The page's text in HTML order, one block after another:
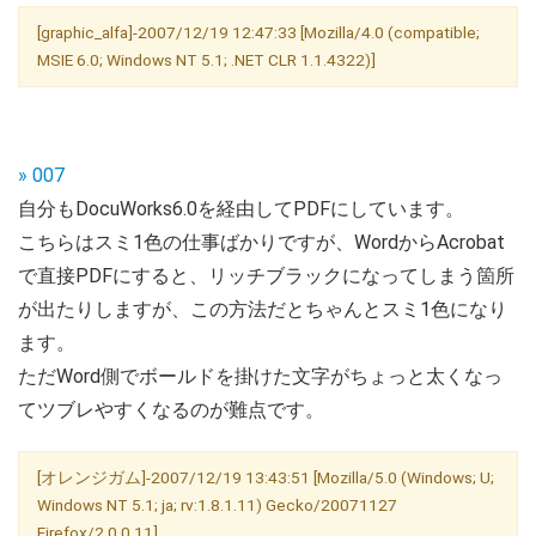
[graphic_alfa]-2007/12/19 12:47:33 [Mozilla/4.0 (compatible;
MSIE 6.0; Windows NT 5.1; .NET CLR 1.1.4322)]
» 007
自分もDocuWorks6.0を経由してPDFにしています。
こちらはスミ1色の仕事ばかりですが、WordからAcrobat
で直接PDFにすると、リッチブラックになってしまう箇所
が出たりしますが、この方法だとちゃんとスミ1色になり
ます。
ただWord側でボールドを掛けた文字がちょっと太くなっ
てツブレやすくなるのが難点です。
[オレンジガム]-2007/12/19 13:43:51 [Mozilla/5.0 (Windows; U;
Windows NT 5.1; ja; rv:1.8.1.11) Gecko/20071127
Firefox/2.0.0.11]